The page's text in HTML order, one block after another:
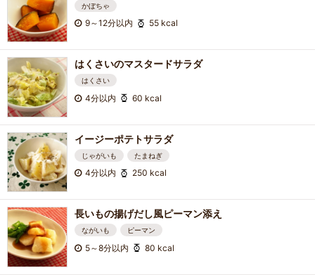
かぼちゃ
9～12分以内 55 kcal
はくさいのマスタードサラダ
はくさい
4分以内 60 kcal
イージーポテトサラダ
じゃがいも たまねぎ
4分以内 250 kcal
長いもの揚げだし風ピーマン添え
ながいも ピーマン
5～8分以内 80 kcal